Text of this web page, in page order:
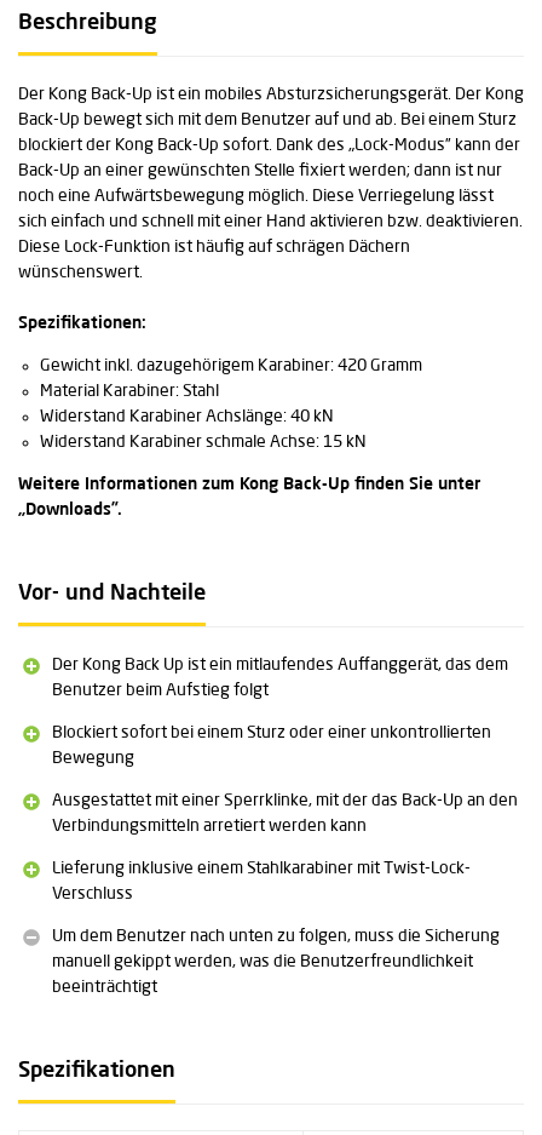
Beschreibung
Der Kong Back-Up ist ein mobiles Absturzsicherungsgerät. Der Kong
Back-Up bewegt sich mit dem Benutzer auf und ab. Bei einem Sturz
blockiert der Kong Back-Up sofort. Dank des „Lock-Modus” kann der
Back-Up an einer gewünschten Stelle fixiert werden; dann ist nur
noch eine Aufwärtsbewegung möglich. Diese Verriegelung lässt
sich einfach und schnell mit einer Hand aktivieren bzw. deaktivieren.
Diese Lock-Funktion ist häufig auf schrägen Dächern
wünschenswert.
Spezifikationen:
Gewicht inkl. dazugehörigem Karabiner: 420 Gramm
Material Karabiner: Stahl
Widerstand Karabiner Achslänge: 40 kN
Widerstand Karabiner schmale Achse: 15 kN
Weitere Informationen zum Kong Back-Up finden Sie unter
„Downloads”.
Vor- und Nachteile
Der Kong Back Up ist ein mitlaufendes Auffanggerät, das dem
Benutzer beim Aufstieg folgt
Blockiert sofort bei einem Sturz oder einer unkontrollierten
Bewegung
Ausgestattet mit einer Sperrklinke, mit der das Back-Up an den
Verbindungsmitteln arretiert werden kann
Lieferung inklusive einem Stahlkarabiner mit Twist-Lock-
Verschluss
Um dem Benutzer nach unten zu folgen, muss die Sicherung
manuell gekippt werden, was die Benutzerfreundlichkeit
beeinträchtigt
Spezifikationen